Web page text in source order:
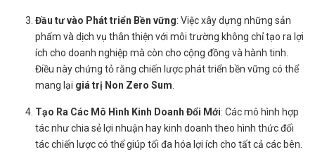
Đầu tư vào Phát triển Bền vững: Việc xây dựng những sản
phẩm và dịch vụ thân thiện với môi trường không chỉ tạo ra lợi
ích cho doanh nghiệp mà còn cho cộng đồng và hành tinh.
Điều này chứng tỏ rằng chiến lược phát triển bền vững có thể
mang lại giá trị Non Zero Sum
Tạo Ra Các Mô Hình Kinh Doanh Đổi Mới: Các mô hình hợp
tác như chia sẻ lợi nhuận hay kinh doanh theo hình thức đối
tác chiến lược có thể giúp tối đa hóa lợi ích cho tất cả các bên.